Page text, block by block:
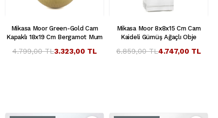
Mikasa Moor Green-Gold Cam
Kapaklı 18x19 Cm Bergamot Mum
3.323,00 TL
4.799,00 TL
Mikasa Moor 8x8x15 Cm Cam
Kaideli Gümüş Ağaçlı Obje
4.747,00 TL
6.859,00 TL